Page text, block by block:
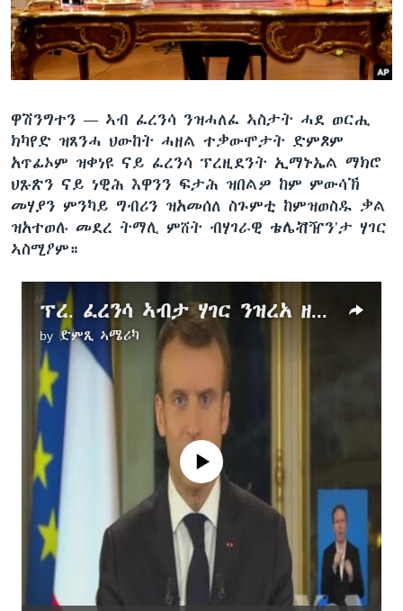
ቂሔ ጽልሚ
ቋንቋታት
ዋሽንግተን — ኣብ ፈረንሳ ንዝሓለፈ ኣስታት ሓደ ወርሒ
ክካየድ ዝጸንሓ ህውከት ሓዘል ተቃውሞታት ድምጾም
አጥፊኦም ዝቀነዩ ናይ ፈረንሳ ፕረዚደንት ኢማኑኤል ማክሮ
ህጹጽን ናይ ነዊሕ እዋንን ፍታሕ ዝበልዎ ከም ምውሳኽ
መሃያን ምንካይ ግብሪን ዝአመሰለ ስጉምቲ ከምዝወስዱ ቃል
ዝአተወሉ መደረ ትማሊ ምሸት ብሃገራዊ ቴሌቭዥን’ታ ሃገር
ኣስሚዖም።
ፕረ. ፈረንሳ ኣብታ ሃገር ንዝረአ ዘሎ ተቓውሞ ሓላፍነት ከምዝወስዱ ገሊጾም
byድምጺ ኣሜሪካ
No media source currently available